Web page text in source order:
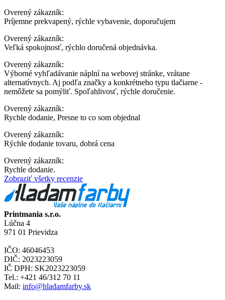
Overený zákazník:
Príjemne prekvapený, rýchle vybavenie, doporučujem
Overený zákazník:
Veľká spokojnosť, rýchlo doručená objednávka.
Overený zákazník:
Výborné vyhľadávanie náplní na webovej stránke, vrátane
alternatívnych. Aj podľa značky a konkrétneho typu tlačiarne -
nemôžete sa pomýliť. Spoľahlivosť, rýchle doručenie.
Overený zákazník:
Rychle dodanie, Presne to co som objednal
Overený zákazník:
Rýchle dodanie tovaru, dobrá cena
Overený zákazník:
Rychle dodanie.
Zobraziť všetky recenzie
Printmania s.r.o.
Lúčna 4
971 01 Prievidza
IČO: 46046453
DIČ: 2023223059
IČ DPH: SK2023223059
Tel.: +421 46/312 70 11
Mail: info@hladamfarby.sk